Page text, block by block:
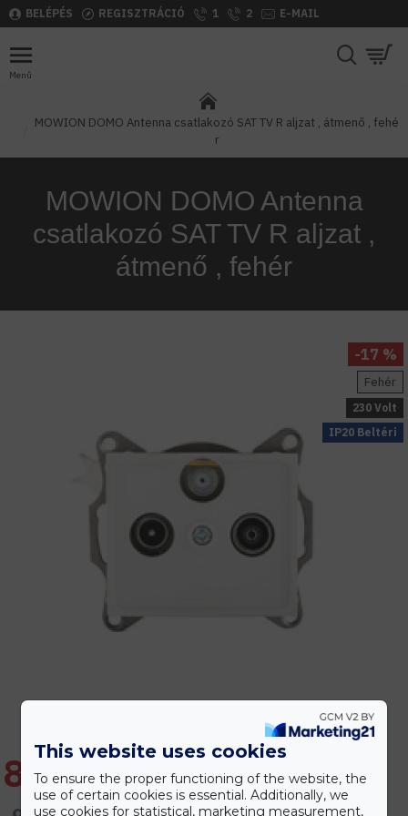
BELÉPÉS REGISZTRÁCIÓ 1 2 E-MAIL
MOWION DOMO Antenna csatlakozó SAT TV R aljzat , átmenő , fehé
r
MOWION DOMO Antenna
csatlakozó SAT TV R aljzat ,
átmenő , fehér
IP20 Beltéri
Fehér
230 Volt
-17 %
8.331 Ft
This website uses cookies
To ensure the proper functioning of the website, the
use of certain cookies is essential. Additionally, we
use cookies for statistical, marketing measurement,